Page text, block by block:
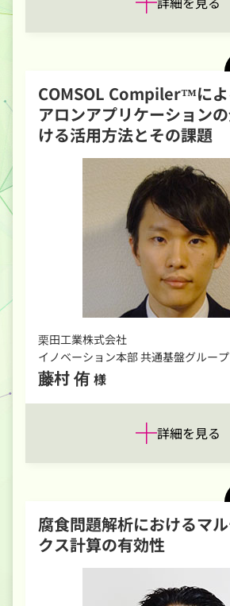
COMSOL Compiler™によ
アロンアプリケーション
ける活用方法とその課題
栗田工業株式会社
イノベーション本部 共通基盤グルー
藤村 侑様
詳細を見る
腐食問題解析におけるマ
クス計算の有効性